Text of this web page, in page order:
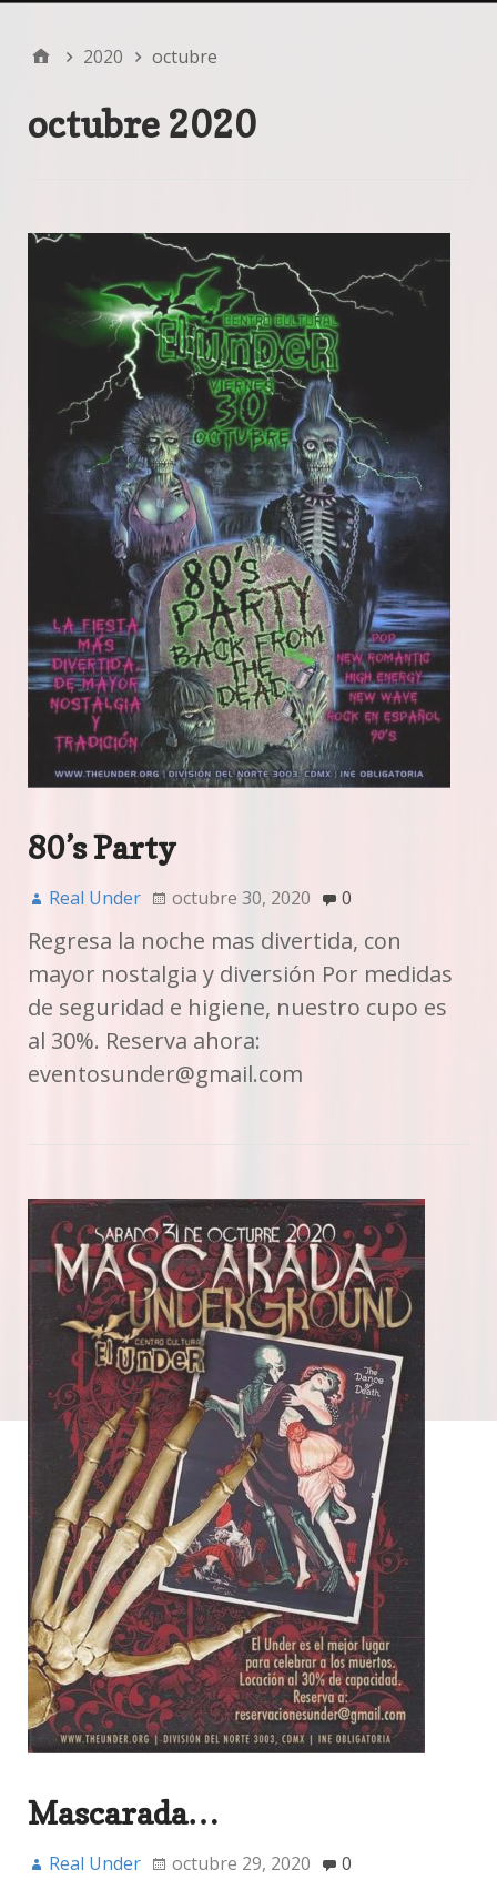
2020 octubre
octubre 2020
80’s Party
Real Under octubre 30, 2020 0
Regresa la noche mas divertida, con
mayor nostalgia y diversión Por medidas
de seguridad e higiene, nuestro cupo es
al 30%. Reserva ahora:
eventosunder@gmail.com
Mascarada…
Real Under octubre 29, 2020 0